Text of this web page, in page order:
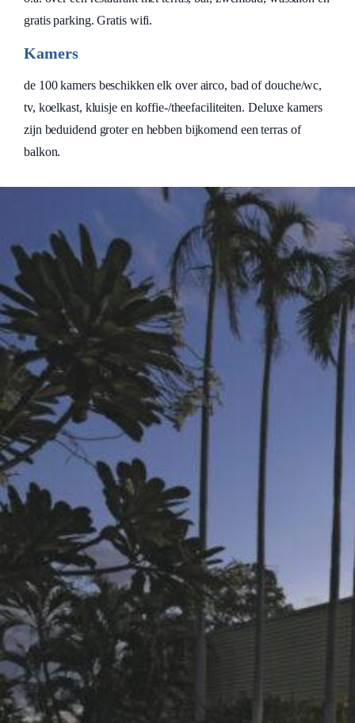
gratis parking. Gratis wifi.
Kamers
de 100 kamers beschikken elk over airco, bad of douche/wc,
tv, koelkast, kluisje en koffie-/theefaciliteiten. Deluxe kamers
zijn beduidend groter en hebben bijkomend een terras of
balkon.